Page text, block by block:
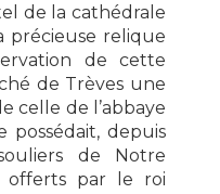
de la cathédrale
précieuse relique
de cette
de Trèves une
celle de l’abbaye
possédait, depuis
de Notre
offerts par le roi